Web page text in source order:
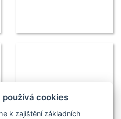
cookies
k zajištění základních